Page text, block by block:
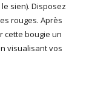
sien). Disposez
rouges. Après
cette bougie un
visualisant vos